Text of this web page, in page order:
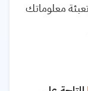
معلوماتك